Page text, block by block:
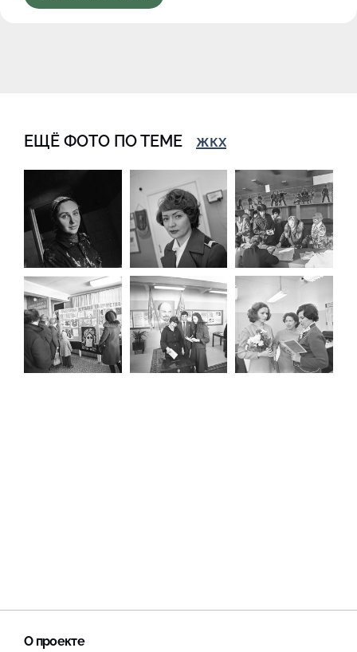
ЕЩЁ ФОТО ПО ТЕМЕ жкх
О проекте